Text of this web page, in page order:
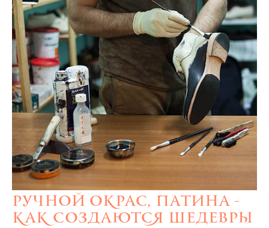
Ручной окрас, патина -
как создаются шедевры